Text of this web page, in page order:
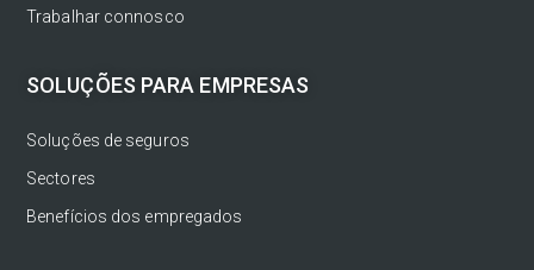
Trabalhar connosco
SOLUÇÕES PARA EMPRESAS
Soluções de seguros
Sectores
Benefícios dos empregados